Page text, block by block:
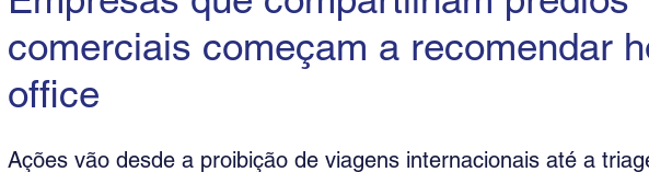
comerciais começam a recomendar
office
Ações vão desde a proibição de viagens internacionais até a